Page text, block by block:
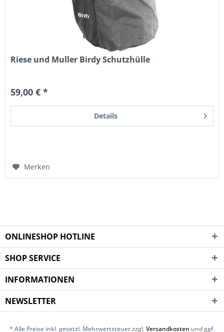
Riese und Muller Birdy Schutzhülle
59,00 € *
Details
Merken
ONLINESHOP HOTLINE
SHOP SERVICE
INFORMATIONEN
NEWSLETTER
* Alle Preise inkl. gesetzl. Mehrwertsteuer zzgl.Versandkosten und ggf.